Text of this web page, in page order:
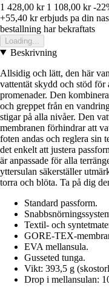
1 428,00 kr 1 108,00 kr -
+55,40 krerbjuds pa din
bestallning har bekraftats
Loading...
Beskrivning
Allsidig och lätt, den här
vattentät skydd och stöd för
promenader. Den
och greppet från en
stigar på alla nivåer. Den
membranen förhindrar att
foten andas och reglera sin
det enkelt att justera
är anpassade för alla
yttersulan säkerställer
torra och blöta. Ta på dig
Standard passform.
Textil- och
GORE-TEX-
EVA mellansula.
Gusseted tunga.
Vikt: 393,5 g
Drop i mellansulan: